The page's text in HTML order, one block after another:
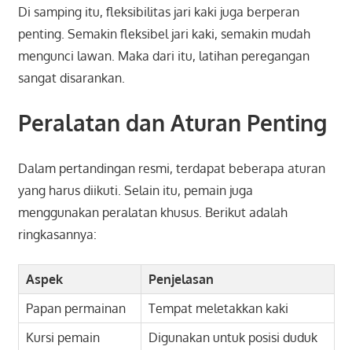
Di samping itu, fleksibilitas jari kaki juga berperan
penting. Semakin fleksibel jari kaki, semakin mudah
mengunci lawan. Maka dari itu, latihan peregangan
sangat disarankan.
Peralatan dan Aturan Penting
Dalam pertandingan resmi, terdapat beberapa aturan
yang harus diikuti. Selain itu, pemain juga
menggunakan peralatan khusus. Berikut adalah
ringkasannya:
Aspek
Penjelasan
Papan permainan
Tempat meletakkan kaki
Kursi pemain
Digunakan untuk posisi duduk